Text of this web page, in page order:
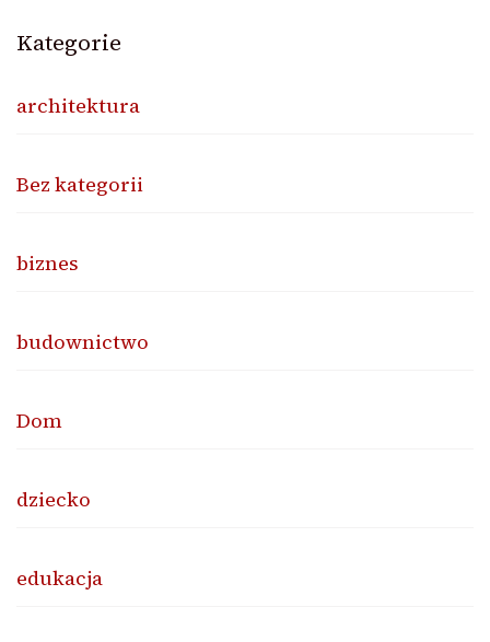
Kategorie
architektura
Bez kategorii
biznes
budownictwo
Dom
dziecko
edukacja